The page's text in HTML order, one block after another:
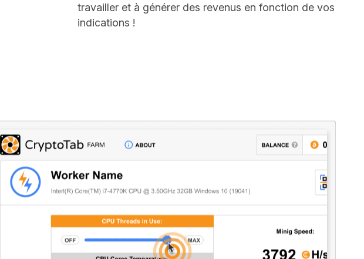
travailler et à générer des revenus en fonction de vos
indications !